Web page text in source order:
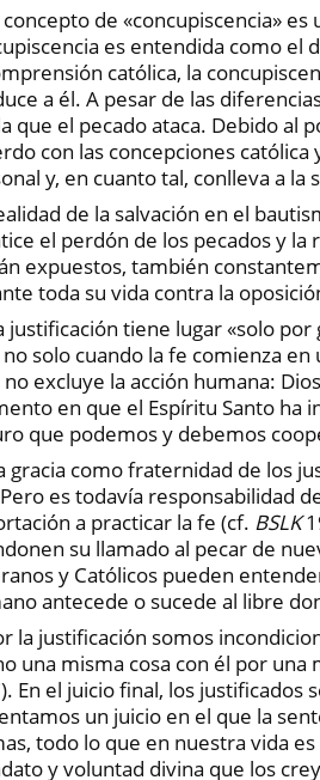
concepto de «concupiscencia»
es entendida como el
católica, la
a él. A pesar de las
que el pecado ataca. Debido al
con las concepciones
y, en cuanto tal, conlleva a
de la salvación en el
el perdón de los pecados y
expuestos, también
toda su vida contra la
justificación tiene lugar «solo por
solo cuando la fe comienza
no excluye la acción humana:
en que el Espíritu Santo ha
que podemos y debemos
gracia como fraternidad de los
es todavía responsabilidad
a practicar la fe (cf. BSLK
su llamado al pecar de
y Católicos pueden
antecede o sucede al libre
la justificación somos
una misma cosa con él por
En el juicio final, los justificados
un juicio en el que la
todo lo que en nuestra vida
y voluntad divina que los